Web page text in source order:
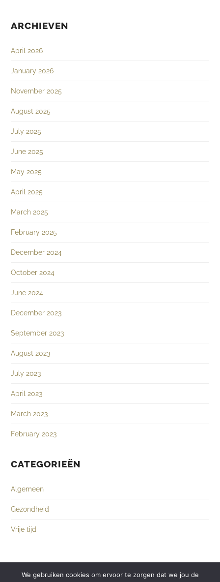
ARCHIEVEN
April 2026
January 2026
November 2025
August 2025
July 2025
June 2025
May 2025
April 2025
March 2025
February 2025
December 2024
October 2024
June 2024
December 2023
September 2023
August 2023
July 2023
April 2023
March 2023
February 2023
CATEGORIEËN
Algemeen
Gezondheid
Vrije tijd
We gebruiken cookies om ervoor te zorgen dat we jou de